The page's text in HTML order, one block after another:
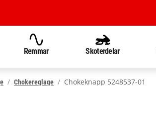
Remmar Skoterdelar
Chokereglage Chokeknapp 5248537-01